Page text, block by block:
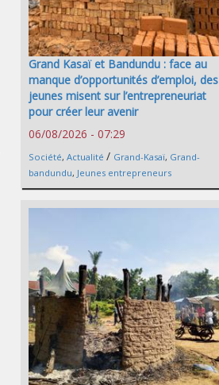
Grand Kasaï et Bandundu : face au
manque d’opportunités d’emploi, des
jeunes misent sur l’entrepreneuriat
pour créer leur avenir
06/08/2026 - 07:29
Société, Actualité / Grand-Kasaï, Grand-
bandundu, Jeunes entrepreneurs